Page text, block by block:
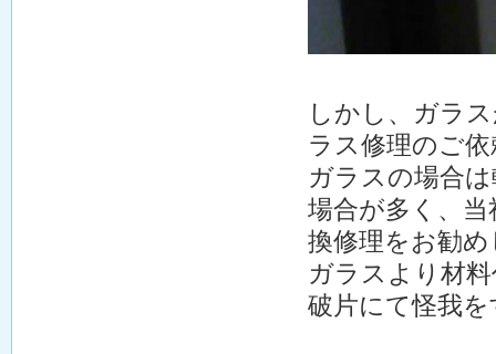
しかし、ガラ
ラス修理のご
ガラスの場合
場合が多く、
換修理をお勧
ガラスより材
破片にて怪我